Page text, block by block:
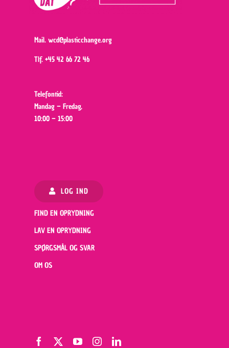
Mail.wcd@plasticchange.org
Tlf.+45 42 66 72 46
Telefontid:
Mandag – Fredag,
10:00 – 15:00
LOG IND
FIND EN OPRYDNING
LAV EN OPRYDNING
SPØRGSMÅL OG SVAR
OM OS